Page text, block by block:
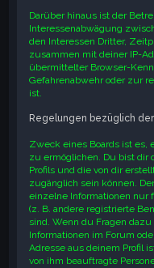
Darüber hinaus ist der
Interessenabwägung
den Interessen Dritter,
zusammen mit deiner IP-
übermittelter Browser-
Gefahrenabwehr oder zur
ist.
Regelungen bezüglich
Zweck eines Boards ist es,
zu ermöglichen. Du bist dir
Profils und die von dir
zugänglich sein können.
einzelne Informationen nur
(z. B. andere registrierte
sind. Wenn du Fragen
Informationen im Forum
Adresse aus deinem Profil
von ihm beauftragte